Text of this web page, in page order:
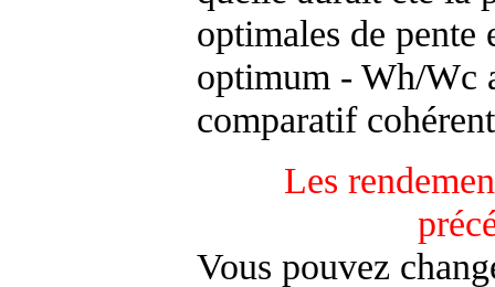
optimales de
optimum - Wh/Wc
comparatif
Les
Vous pouvez